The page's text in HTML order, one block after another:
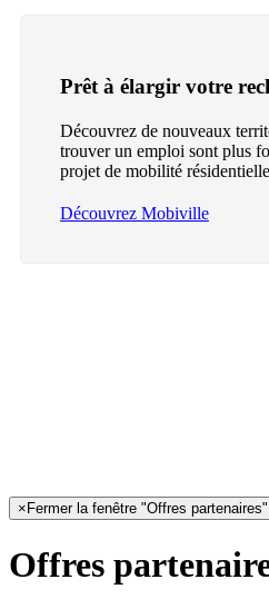
Prêt à élargir votre
Découvrez de nouveaux
trouver un emploi sont plus
projet de mobilité résidentielle
Découvrez Mobiville
× Fermer la fenêtre "Offres partenaires"
Offres